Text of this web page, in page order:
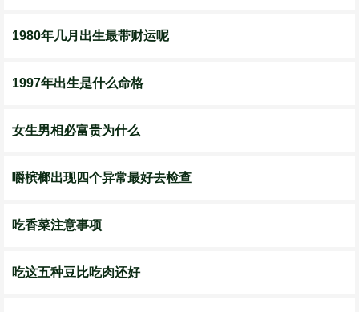
1980年几月出生最带财运呢
1997年出生是什么命格
女生男相必富贵为什么
嚼槟榔出现四个异常最好去检查
吃香菜注意事项
吃这五种豆比吃肉还好